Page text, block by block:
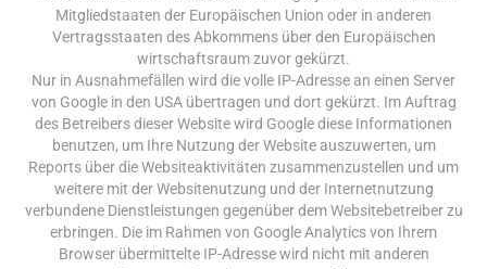
Mitgliedstaaten der Europäischen Union oder in anderen
Vertragsstaaten des Abkommens über den Europäischen
wirtschaftsraum zuvor gekürzt.
Nur in Ausnahmefällen wird die volle IP-Adresse an einen Server
von Google in den USA übertragen und dort gekürzt. Im Auftrag
des Betreibers dieser Website wird Google diese Informationen
benutzen, um Ihre Nutzung der Website auszuwerten, um
Reports über die Websiteaktivitäten zusammenzustellen und um
weitere mit der Websitenutzung und der Internetnutzung
verbundene Dienstleistungen gegenüber dem Websitebetreiber zu
erbringen. Die im Rahmen von Google Analytics von Ihrem
Browser übermittelte IP-Adresse wird nicht mit anderen